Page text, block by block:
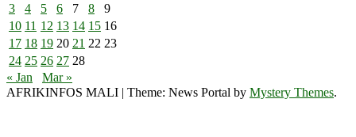
3
4 5 6 7 8
9
10 11 12 13 14 15 16
17 18 19 20 21 22 23
24 25 26 27 28
« Jan
Mar »
AFRIKINFOS MALI | Theme: News Portal by Mystery Themes.